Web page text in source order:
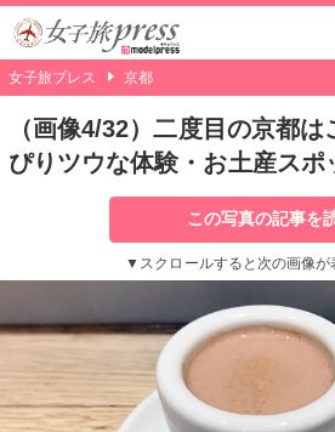
女子旅プレス 京都
（画像4/32）二度目の京都
ぴりツウな体験・お土産スポ
この写真の記事を
▼スクロールすると次の画像が